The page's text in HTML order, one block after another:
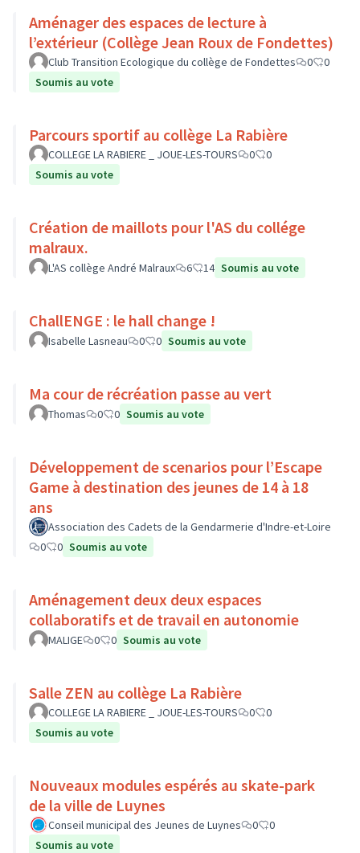
Aménager des espaces de lecture à
l’extérieur (Collège Jean Roux de Fondettes)
Club Transition Ecologique du collège de Fondettes 0
0
Soumis au vote
Parcours sportif au collège La Rabière
COLLEGE LA RABIERE _ JOUE-LES-TOURS 0
0
Soumis au vote
Création de maillots pour l'AS du collége
malraux.
L'AS collège André Malraux 6 14 Soumis au vote
ChallENGE : le hall change !
Isabelle Lasneau 0 0 Soumis au vote
Ma cour de récréation passe au vert
Thomas 0 0 Soumis au vote
Développement de scenarios pour l’Escape
Game à destination des jeunes de 14 à 18
ans
Association des Cadets de la Gendarmerie d'Indre-et-Loire
0
0 Soumis au vote
Aménagement deux deux espaces
collaboratifs et de travail en autonomie
MALIGE 0 0 Soumis au vote
Salle ZEN au collège La Rabière
COLLEGE LA RABIERE _ JOUE-LES-TOURS 0
0
Soumis au vote
Nouveaux modules espérés au skate-park
de la ville de Luynes
Conseil municipal des Jeunes de Luynes 0
0
Soumis au vote